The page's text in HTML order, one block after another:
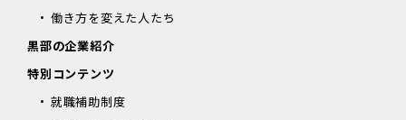
働き方を変えた人たち
黒部の企業紹介
特別コンテンツ
就職補助制度